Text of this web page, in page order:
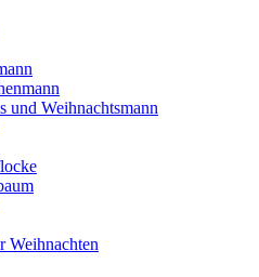
und Weihnachtsmann
Weihnachten